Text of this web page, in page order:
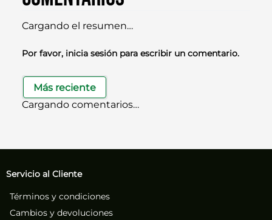
Cargando el resumen…
Por favor, inicia sesión para escribir un comentario.
Más reciente
Cargando comentarios…
Servicio al Cliente
Términos y condiciones
Cambios y devoluciones